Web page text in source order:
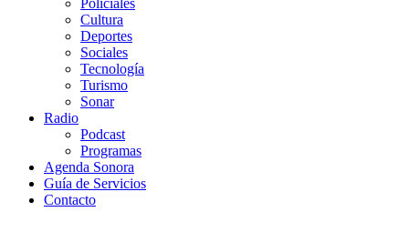
Policiales
Cultura
Deportes
Sociales
Tecnología
Turismo
Sonar
Radio
Podcast
Programas
Agenda Sonora
Guía de Servicios
Contacto